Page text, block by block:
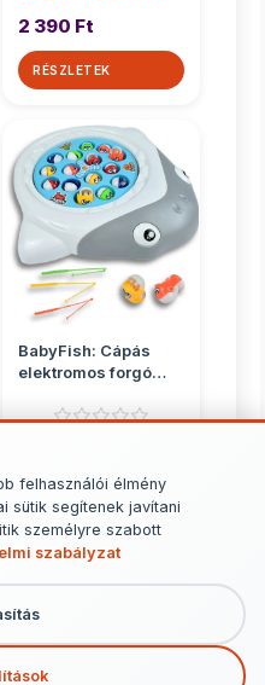
felhasználói élmény
sütik segítenek javítani
személyre szabott
szabályzat
2 390 Ft
RÉSZLETEK
BabyFish: Cápás
elektromos forgó
hanggal
5 290 Ft
RÉSZLETEK
Ügyességi játékok